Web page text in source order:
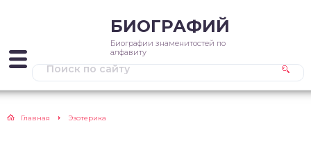
БИОГРАФИЙ
Биографии знаменитостей по
алфавиту
Главная Эзотерика